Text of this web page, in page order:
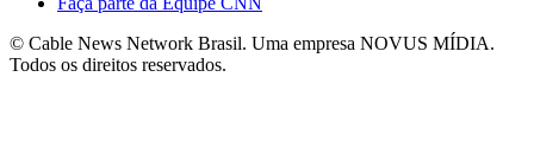
© Cable News Network Brasil. Uma empresa NOVUS MÍDIA.
Todos os direitos reservados.